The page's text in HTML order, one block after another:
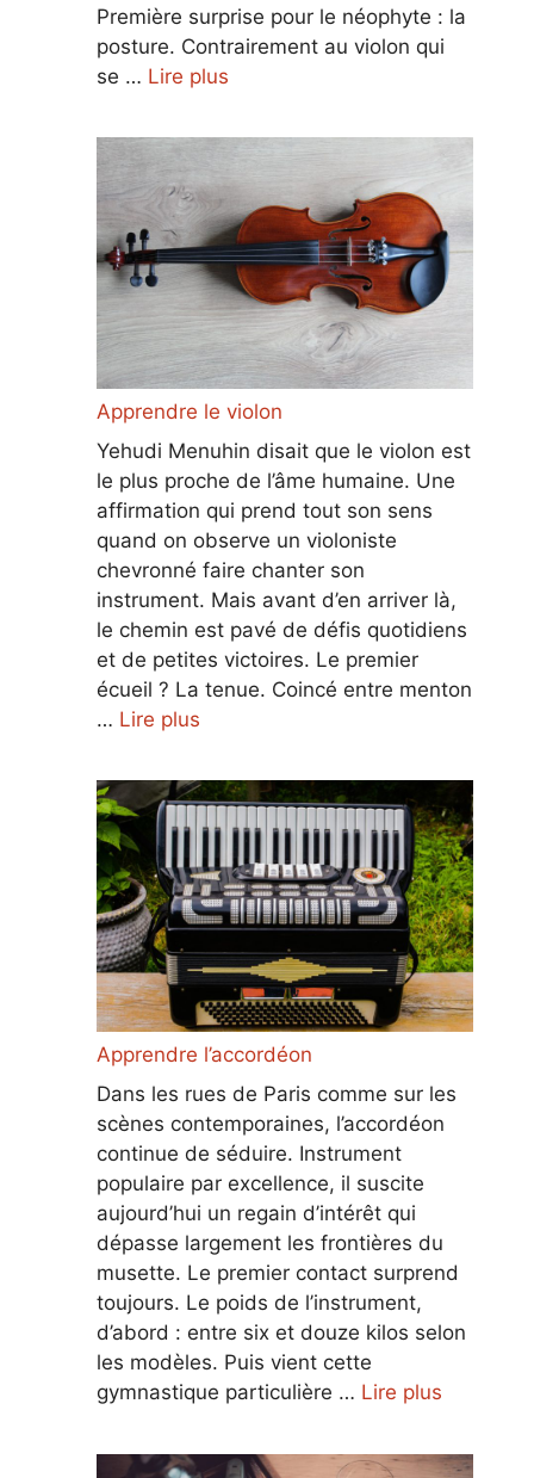
Première surprise pour le néophyte : la
posture. Contrairement au violon qui
se … Lire plus
Apprendre le violon
Yehudi Menuhin disait que le violon est
le plus proche de l’âme humaine. Une
affirmation qui prend tout son sens
quand on observe un violoniste
chevronné faire chanter son
instrument. Mais avant d’en arriver là,
le chemin est pavé de défis quotidiens
et de petites victoires. Le premier
écueil ? La tenue. Coincé entre menton
… Lire plus
Apprendre l’accordéon
Dans les rues de Paris comme sur les
scènes contemporaines, l’accordéon
continue de séduire. Instrument
populaire par excellence, il suscite
aujourd’hui un regain d’intérêt qui
dépasse largement les frontières du
musette. Le premier contact surprend
toujours. Le poids de l’instrument,
d’abord : entre six et douze kilos selon
les modèles. Puis vient cette
gymnastique particulière … Lire plus